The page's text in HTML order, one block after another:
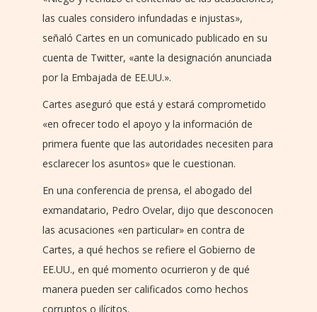
las cuales considero infundadas e injustas»,
señaló Cartes en un comunicado publicado en su
cuenta de Twitter, «ante la designación anunciada
por la Embajada de EE.UU.».
Cartes aseguró que está y estará comprometido
«en ofrecer todo el apoyo y la información de
primera fuente que las autoridades necesiten para
esclarecer los asuntos» que le cuestionan.
En una conferencia de prensa, el abogado del
exmandatario, Pedro Ovelar, dijo que desconocen
las acusaciones «en particular» en contra de
Cartes, a qué hechos se refiere el Gobierno de
EE.UU., en qué momento ocurrieron y de qué
manera pueden ser calificados como hechos
corruptos o ilícitos.